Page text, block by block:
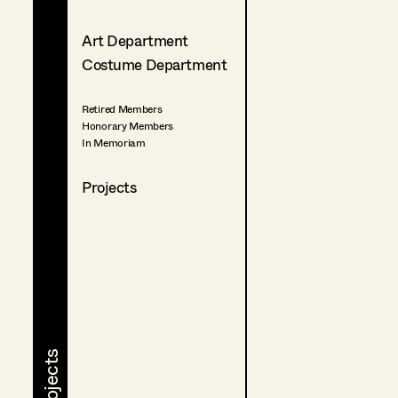
Art Department
Costume Department
Retired Members
Honorary Members
In Memoriam
Projects